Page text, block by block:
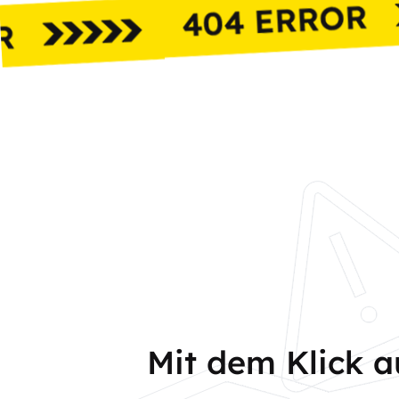
Mit dem Klick